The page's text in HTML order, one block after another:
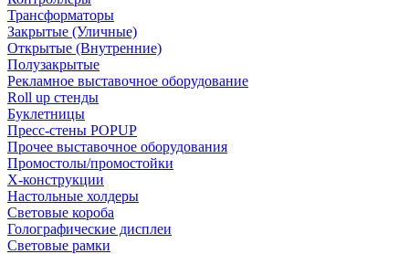
Трансформаторы
Закрытые (Уличные)
Открытые (Внутренние)
Полузакрытые
Рекламное выставочное оборудование
Roll up стенды
Буклетницы
Пресс-стены POPUP
Прочее выставочное оборудования
Промостолы/промостойки
Х-конструкции
Настольные холдеры
Световые короба
Голографические дисплеи
Световые рамки